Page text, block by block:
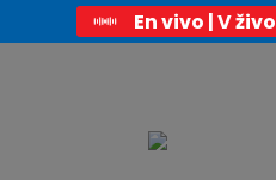
En vivo | V živo